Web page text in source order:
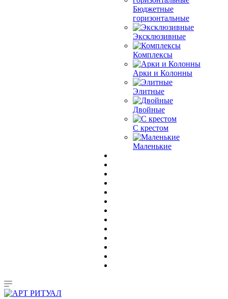
Бюджетные
горизонтальные
Эксклюзивные
Комплексы
Арки и Колонны
Элитные
Двойные
С крестом
Маленькие